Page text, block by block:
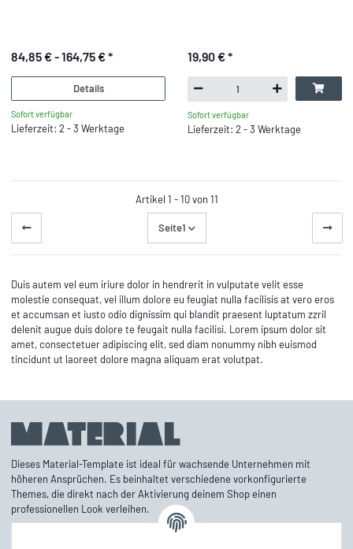
84,85 € -164,75 €*
Details
Sofort verfügbar
Lieferzeit: 2 - 3 Werktage
19,90 €*
Sofort verfügbar
Lieferzeit: 2 - 3 Werktage
Artikel 1 - 10 von 11
Seite1
Duis autem vel eum iriure dolor in hendrerit in vulputate velit esse
molestie consequat, vel illum dolore eu feugiat nulla facilisis at vero eros
et accumsan et iusto odio dignissim qui blandit praesent luptatum zzril
delenit augue duis dolore te feugait nulla facilisi. Lorem ipsum dolor sit
amet, consectetuer adipiscing elit, sed diam nonummy nibh euismod
tincidunt ut laoreet dolore magna aliquam erat volutpat.
Dieses Material-Template ist ideal für wachsende Unternehmen mit
höheren Ansprüchen. Es beinhaltet verschiedene vorkonfigurierte
Themes, die direkt nach der Aktivierung deinem Shop einen
professionellen Look verleihen.